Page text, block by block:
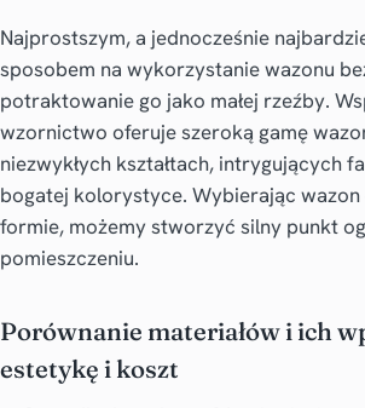
Najprostszym, a jednocześnie
sposobem na wykorzystanie wazonu
potraktowanie go jako małej rzeźby.
wzornictwo oferuje szeroką gamę
niezwykłych kształtach, intrygujących
bogatej kolorystyce. Wybierając wazon
formie, możemy stworzyć silny punkt
pomieszczeniu.
Porównanie materiałów i ich
estetykę i koszt